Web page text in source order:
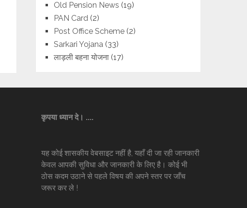
Old Pension News (19)
PAN Card (2)
Post Office Scheme (2)
Sarkari Yojana (33)
लाड़ली बहना योजना (17)
कृपया ध्यान दे। ....
यह कोई शासकीय वेबसाइट नहीं है, यहाँ दी जा रही जानकारी
केवल आपकी सुविधा और जानकारी के लिए है। कोई भी
ठोस कदम उठाने से पहले विषय की अपने स्तर पर जाँच
जरूर कर ले !